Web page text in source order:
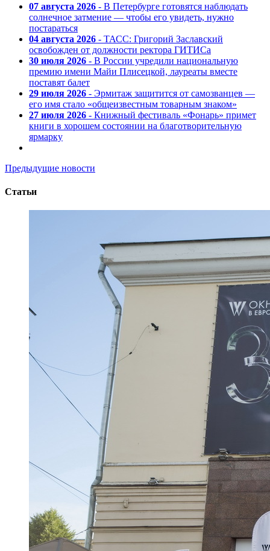
07 августа 2026 - В Петербурге готовятся наблюдать
солнечное затмение — чтобы его увидеть, нужно
постараться
04 августа 2026 - ТАСС: Григорий Заславский
освобожден от должности ректора ГИТИСа
30 июля 2026 - В России учредили национальную
премию имени Майи Плисецкой, лауреаты вместе
поставят балет
29 июля 2026 - Эрмитаж защитится от самозванцев —
его имя стало «общеизвестным товарным знаком»
27 июля 2026 - Книжный фестиваль «Фонарь» примет
книги в хорошем состоянии на благотворительную
ярмарку
Предыдущие новости
Статьи